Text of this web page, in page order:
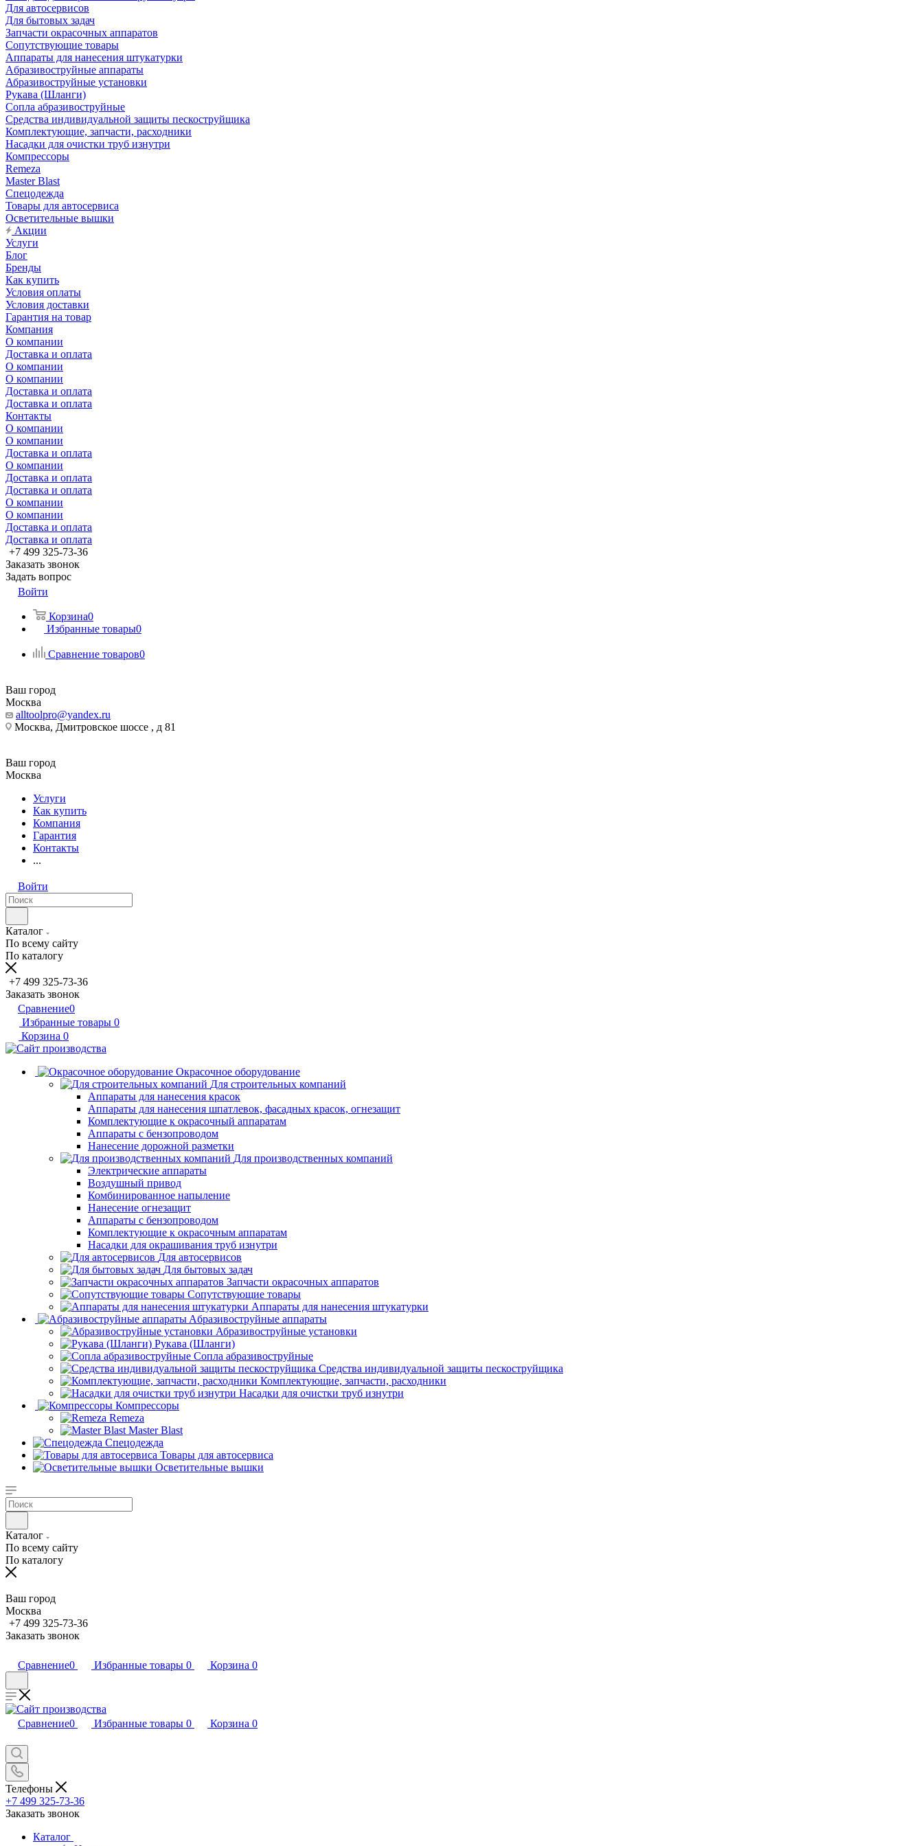
Для автосервисов
Для бытовых задач
Запчасти окрасочных аппаратов
Сопутствующие товары
Аппараты для нанесения штукатурки
Aбразивоструйные аппараты
Абразивоструйные установки
Рукава (Шланги)
Сопла абразивоструйные
Средства индивидуальной защиты пескоструйщика
Комплектующие, запчасти, расходники
Насадки для очистки труб изнутри
Компрессоры
Remeza
Master Blast
Спецодежда
Товары для автосервиса
Осветительные вышки
Акции
Услуги
Блог
Бренды
Как купить
Условия оплаты
Условия доставки
Гарантия на товар
Компания
О компании
Доставка и оплата
О компании
О компании
Доставка и оплата
Доставка и оплата
Контакты
О компании
О компании
Доставка и оплата
О компании
Доставка и оплата
Доставка и оплата
О компании
О компании
Доставка и оплата
Доставка и оплата
+7 499 325-73-36
Заказать звонок
Задать вопрос
Войти
Корзина0
Избранные товары0
Сравнение товаров0
Ваш город
Москва
alltoolpro@yandex.ru
Москва, Дмитровское шоссе , д 81
Ваш город
Москва
Услуги
Как купить
Компания
Гарантия
Контакты
...
Войти
Каталог
По всему сайту
По каталогу
+7 499 325-73-36
Заказать звонок
Сравнение0
Избранные товары 0
Корзина 0
Окрасочное оборудование
Для строительных компаний
Аппараты для нанесения красок
Аппараты для нанесения шпатлевок, фасадных красок, огнезащит
Комплектующие к окрасочный аппаратам
Аппараты с бензопроводом
Нанесение дорожной разметки
Для производственных компаний
Электрические аппараты
Воздушный привод
Комбинированное напыление
Нанесение огнезащит
Аппараты с бензопроводом
Комплектующие к окрасочным аппаратам
Насадки для окрашивания труб изнутри
Для автосервисов
Для бытовых задач
Запчасти окрасочных аппаратов
Сопутствующие товары
Аппараты для нанесения штукатурки
Aбразивоструйные аппараты
Абразивоструйные установки
Рукава (Шланги)
Сопла абразивоструйные
Средства индивидуальной защиты пескоструйщика
Комплектующие, запчасти, расходники
Насадки для очистки труб изнутри
Компрессоры
Remeza
Master Blast
Спецодежда
Товары для автосервиса
Осветительные вышки
Каталог
По всему сайту
По каталогу
Ваш город
Москва
+7 499 325-73-36
Заказать звонок
Сравнение0 Избранные товары 0 Корзина 0
Сравнение0 Избранные товары 0 Корзина 0
Телефоны
+7 499 325-73-36
Заказать звонок
Каталог